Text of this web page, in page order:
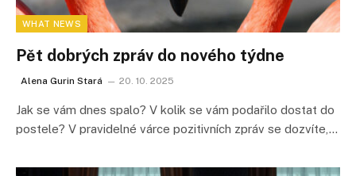
WHAT NEWS
Pět dobrých zpráv do nového týdne
Alena Gurin Stará 20. 10. 2025
Jak se vám dnes spalo? V kolik se vám podařilo dostat do
postele? V pravidelné várce pozitivních zpráv se dozvíte,…